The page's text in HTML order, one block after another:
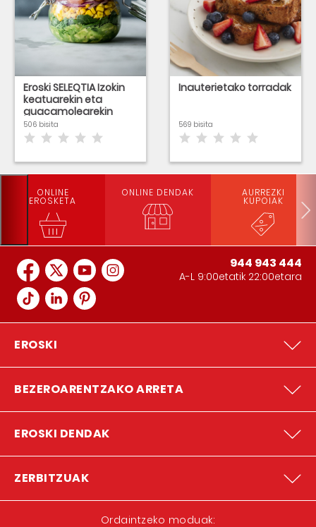
Eroski SELEQTIA Izokin
keatuarekin eta
guacamolearekin
egindako entsalada
potean
506 bisita
Inauterietako torradak
569 bisita
ONLINE
EROSKETA
ONLINE DENDAK AURREZKI
KUPOIAK
944 943 444
A-L 9:00etatik 22:00etara
EROSKI
BEZEROARENTZAKO ARRETA
EROSKI DENDAK
ZERBITZUAK
Ordaintzeko moduak: